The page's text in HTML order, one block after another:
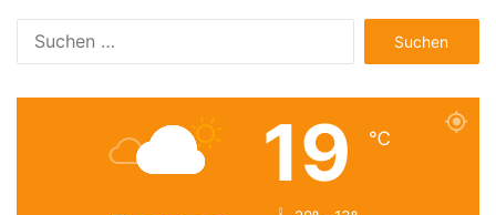
nach:
19 ℃